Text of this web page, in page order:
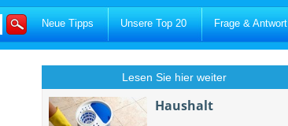
Neue Tipps Unsere Top 20 Frage & Antwort
Lesen Sie hier weiter
Haushalt